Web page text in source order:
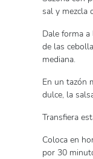
sal y mezcla
Dale forma
de las
mediana.
En un tazón
dulce, la
Transfiera
Coloca en
por 30